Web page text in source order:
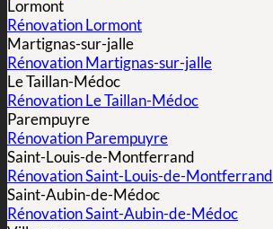
Lormont
Rénovation Lormont
Martignas-sur-jalle
Rénovation Martignas-sur-jalle
Le Taillan-Médoc
Rénovation Le Taillan-Médoc
Parempuyre
Rénovation Parempuyre
Saint-Louis-de-Montferrand
Rénovation Saint-Louis-de-Montferrand
Saint-Aubin-de-Médoc
Rénovation Saint-Aubin-de-Médoc